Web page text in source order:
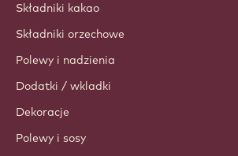
Składniki kakao
Składniki orzechowe
Polewy i nadzienia
Dodatki / wkladki
Dekoracje
Polewy i sosy